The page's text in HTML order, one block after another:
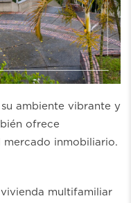
ambiente vibrante y
ofrece
mercado inmobiliario.
multifamiliar